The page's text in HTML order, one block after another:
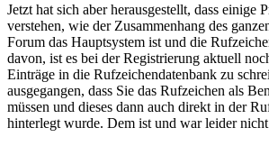
Jetzt hat sich aber herausgestellt, dass einige
verstehen, wie der Zusammenhang des
Forum das Hauptsystem ist und die
davon, ist es bei der Registrierung aktuell
Einträge in die Rufzeichendatenbank zu
ausgegangen, dass Sie das Rufzeichen als
müssen und dieses dann auch direkt in der
hinterlegt wurde. Dem ist und war leider nicht